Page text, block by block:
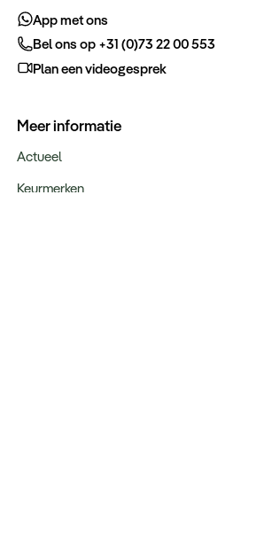
App met ons
Bel ons op +31 (0)73 22 00 553
Plan een videogesprek
Meer informatie
Actueel
Keurmerken